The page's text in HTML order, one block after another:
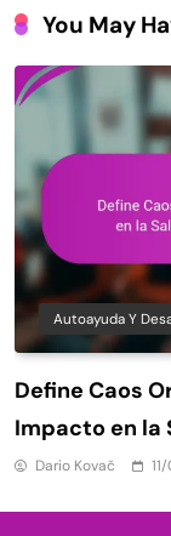
You May
Autoayuda Y
Define Caos
Impacto en la
Tratamiento
Dario Kovač